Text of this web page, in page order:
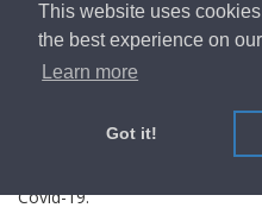
This website uses
the best experience on
Learn more
Got it!
The living, the dead and the
respect their interests and
2020年07月24日に投稿した
The Security Value of
Bruce Schneier about
Covid-19.